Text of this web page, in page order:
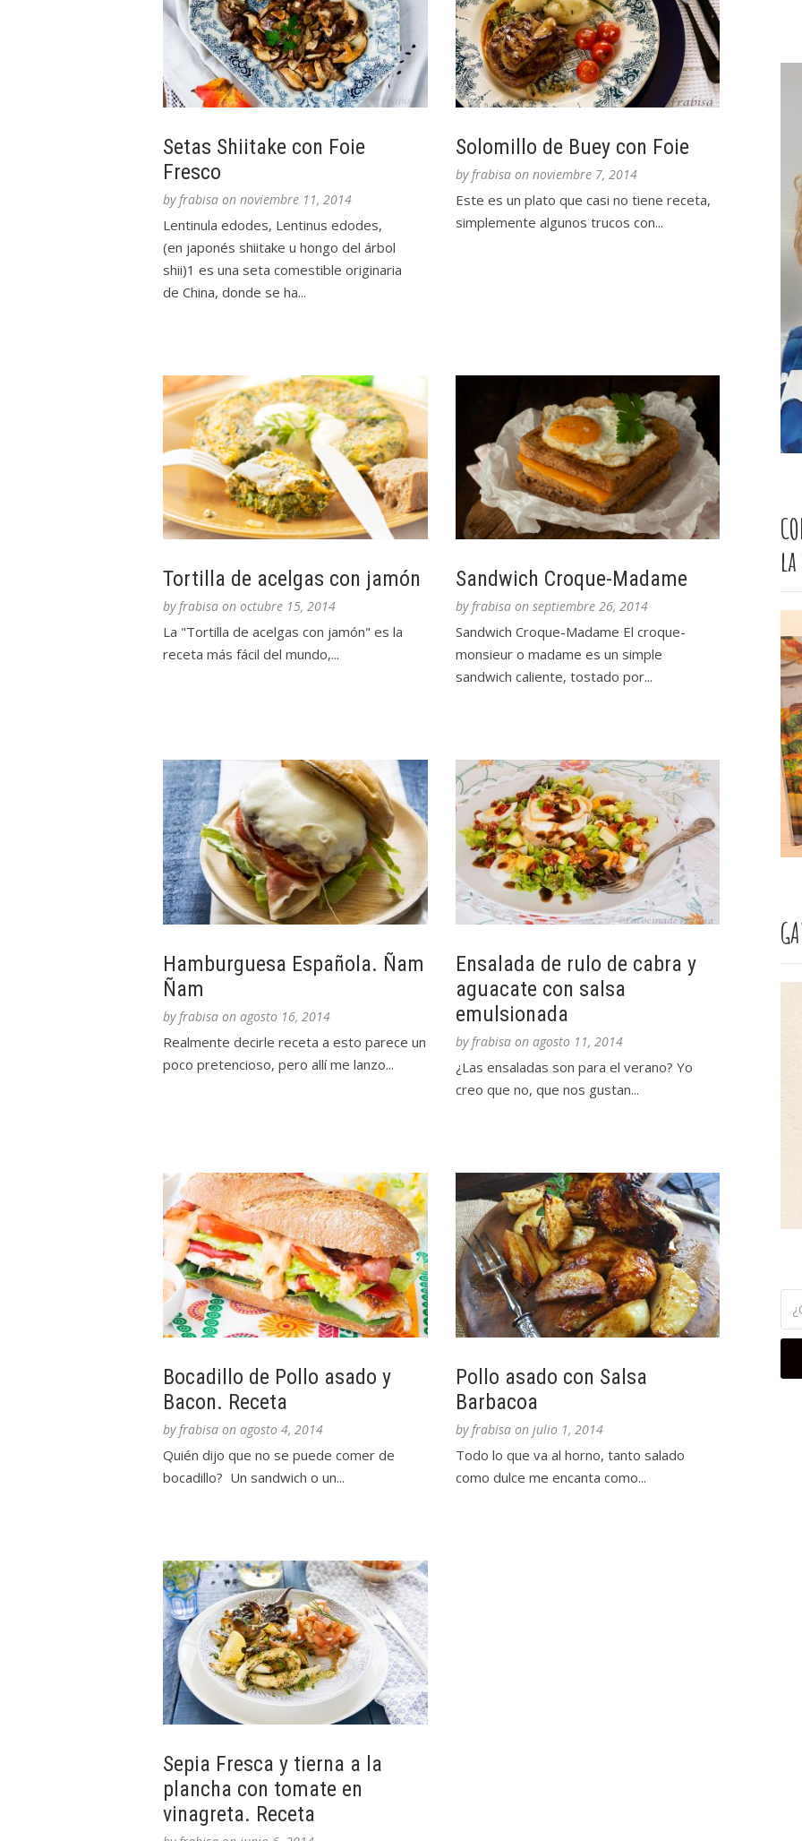
Setas Shiitake con Foie
Fresco
byfrabisa on noviembre 11, 2014
Lentinula edodes, Lentinus edodes,
(en japonés shiitake u hongo del árbol
shii)1 es una seta comestible originaria
de China, donde se ha...
Solomillo de Buey con Foie
byfrabisa on noviembre 7, 2014
Este es un plato que casi no tiene receta,
simplemente algunos trucos con...
Tortilla de acelgas con jamón
byfrabisa on octubre 15, 2014
La "Tortilla de acelgas con jamón" es la
receta más fácil del mundo,...
Sandwich Croque-Madame
byfrabisa on septiembre 26, 2014
Sandwich Croque-Madame El croque-
monsieur o madame es un simple
sandwich caliente, tostado por...
Hamburguesa Española. Ñam
Ñam
byfrabisa on agosto 16, 2014
Realmente decirle receta a esto parece un
poco pretencioso, pero allí me lanzo...
Ensalada de rulo de cabra y
aguacate con salsa
emulsionada
byfrabisa on agosto 11, 2014
¿Las ensaladas son para el verano? Yo
creo que no, que nos gustan...
Bocadillo de Pollo asado y
Bacon. Receta
by frabisa on agosto 4, 2014
Quién dijo que no se puede comer de
bocadillo? Un sandwich o un...
Pollo asado con Salsa
Barbacoa
by frabisa on julio 1, 2014
Todo lo que va al horno, tanto salado
como dulce me encanta como...
Sepia Fresca y tierna a la
plancha con tomate en
vinagreta. Receta